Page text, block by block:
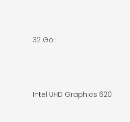
32 Go
Intel UHD Graphics 620